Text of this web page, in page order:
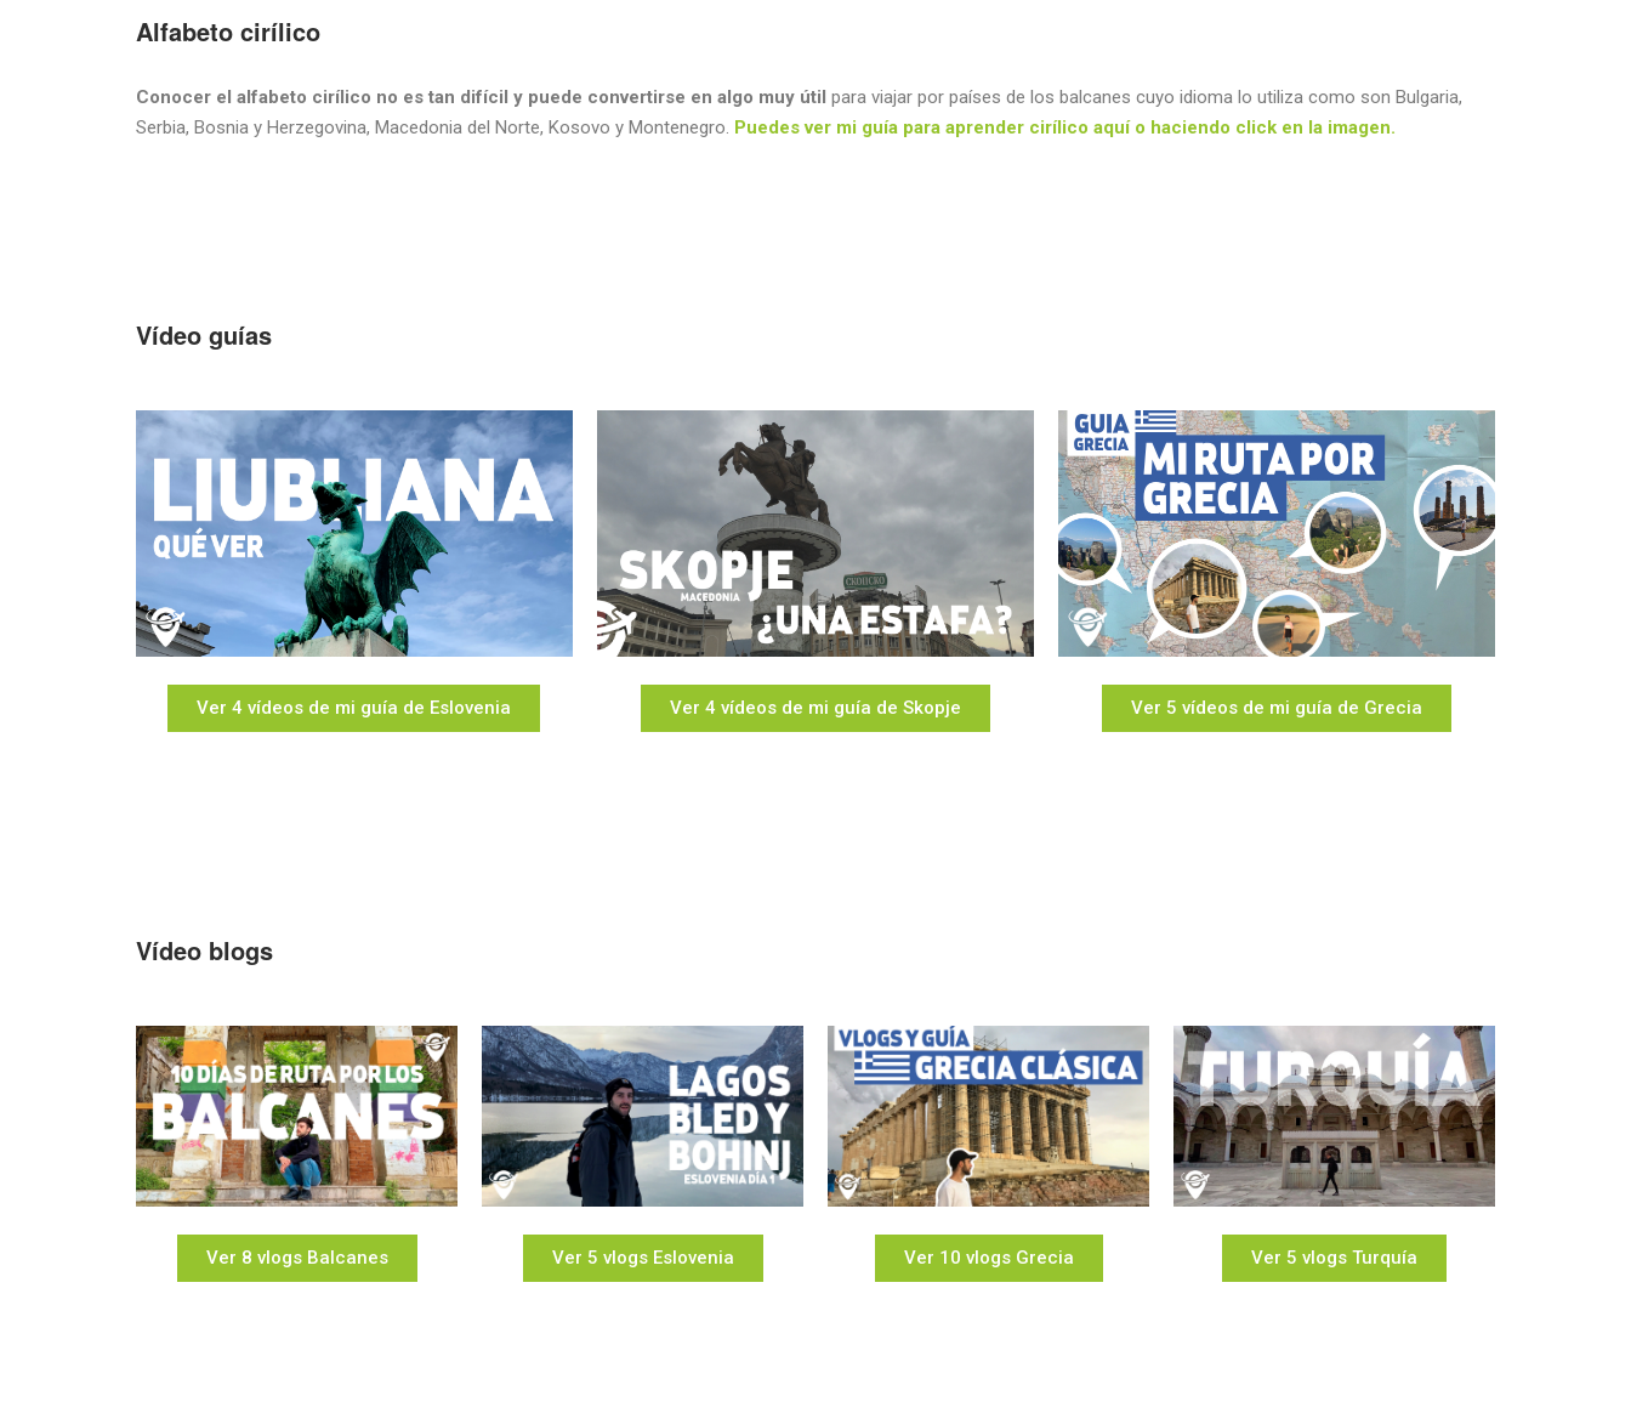
Alfabeto cirílico
Conocer el alfabeto cirílico no es tan difícil y puede convertirse en algo muy útil para viajar por países de los balcanes cuyo idioma lo utiliza como son Bulgaria,
Serbia, Bosnia y Herzegovina, Macedonia del Norte, Kosovo y Montenegro. Puedes ver mi guía para aprender cirílico aquí o haciendo click en la imagen.
Vídeo guías
Ver 4 vídeos de mi guía de Eslovenia Ver 4 vídeos de mi guía de Skopje Ver 5 vídeos de mi guía de Grecia
Vídeo blogs
Ver 8 vlogs Balcanes Ver 5 vlogs Eslovenia Ver 10 vlogs Grecia Ver 5 vlogs Turquía